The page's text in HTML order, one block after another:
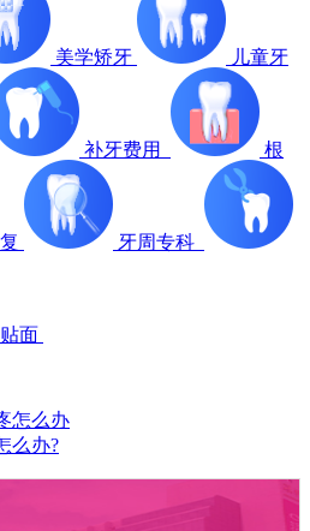
美学矫牙 儿童牙
补牙费用 根
牙周专科
面
怎么办
么办?